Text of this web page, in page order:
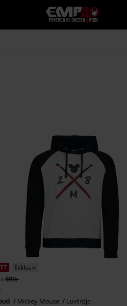
EMP
-
Musik,
Exklusiv
699:-
Mickey Mouse Luvtröja